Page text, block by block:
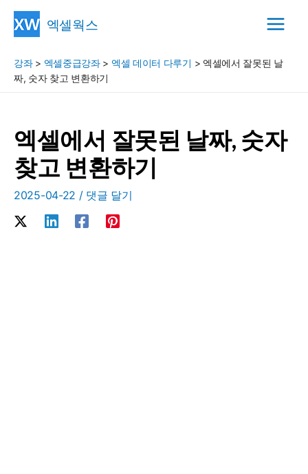
엑셀웍스
Menu
강좌> 엑셀중급강좌> 엑셀 데이터 다루기 > 엑셀에서 잘못된 날
짜, 숫자 찾고 변환하기
엑셀에서 잘못된 날짜, 숫자
찾고 변환하기
2025-04-22 / 댓글 달기